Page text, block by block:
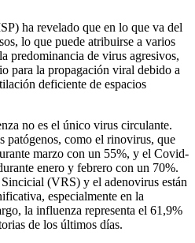
ha revelado que en lo que va del
lo que puede atribuirse a varios
predominancia de virus agresivos,
para la propagación viral debido a
deficiente de espacios
no es el único virus circulante.
patógenos, como el rinovirus, que
marzo con un 55%, y el Covid-
enero y febrero con un 70%.
(VRS) y el adenovirus están
especialmente en la
la influenza representa el 61,9%
de los últimos días.